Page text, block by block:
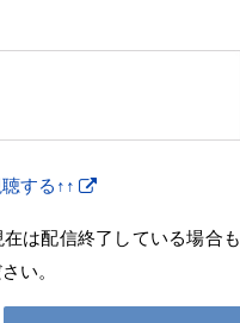
する↑↑
は配信終了している場合も
い。